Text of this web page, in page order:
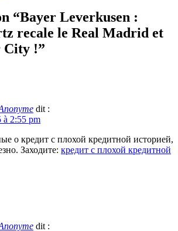
“Bayer Leverkusen :
recale le Real Madrid et
City !”
dit :
à 2:55 pm
о кредит с плохой кредитной историей,
Заходите: кредит с плохой кредитной
dit :